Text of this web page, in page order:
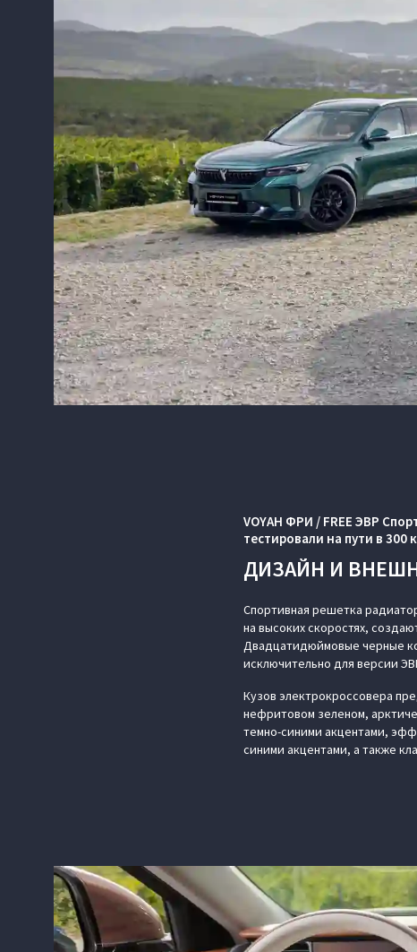
VOYAH ФРИ / FREE ЭВР
тестировали на пути в 300
ДИЗАЙН И
Спортивная решетка
на высоких скоростях,
Двадцатидюймовые черные
исключительно для версии
Кузов электрокроссовера
нефритовом зеленом,
темно-синими акцентами,
синими акцентами, а также